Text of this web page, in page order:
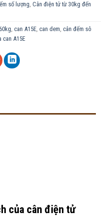
số lượng, Cân điện tử từ 30kg đến
, can A15E, can dem, cân đếm sô
can A15E
của cân điện tử